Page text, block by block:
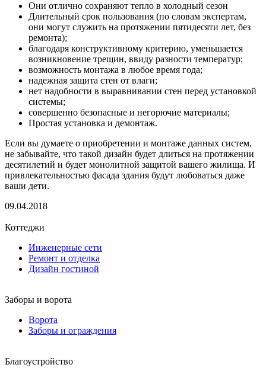
Они отлично сохраняют тепло в холодный сезон
Длительный срок пользования (по словам экспертам,
они могут служить на протяжении пятидесяти лет, без
ремонта);
благодаря конструктивному критерию, уменьшается
возникновение трещин, ввиду разности температур;
возможность монтажа в любое время года;
надежная защита стен от влаги;
нет надобности в выравнивании стен перед установкой
системы;
совершенно безопасные и негорючие материалы;
Простая установка и демонтаж.
Если вы думаете о приобретении и монтаже данных систем,
не забывайте, что такой дизайн будет длиться на протяжении
десятилетий и будет монолитной защитой вашего жилища. И
привлекательностью фасада здания будут любоваться даже
ваши дети.
09.04.2018
Коттеджи
Инженерные сети
Ремонт и отделка
Дизайн гостиной
Заборы и ворота
Ворота
Заборы и ограждения
Благоустройство